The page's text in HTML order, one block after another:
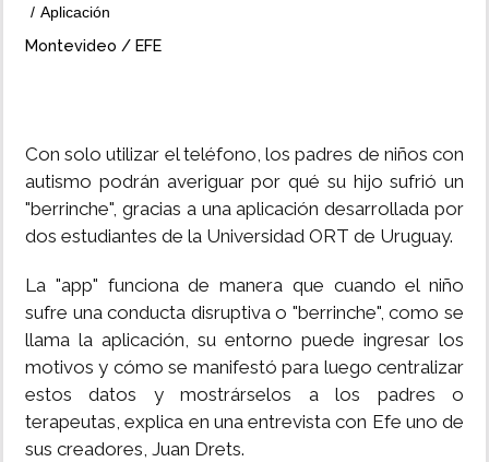
Aplicación
Montevideo / EFE
Con solo utilizar el teléfono, los padres de niños con
autismo podrán averiguar por qué su hijo sufrió un
"berrinche", gracias a una aplicación desarrollada por
dos estudiantes de la Universidad ORT de Uruguay.
La "app" funciona de manera que cuando el niño
sufre una conducta disruptiva o "berrinche", como se
llama la aplicación, su entorno puede ingresar los
motivos y cómo se manifestó para luego centralizar
estos datos y mostrárselos a los padres o
terapeutas, explica en una entrevista con Efe uno de
sus creadores, Juan Drets.